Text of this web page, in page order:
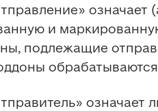
и
подлежащие